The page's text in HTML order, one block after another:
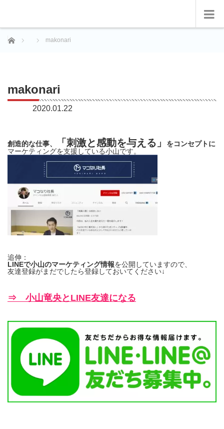
ホーム makonari
makonari
2020.01.22
創造的な仕事、 「刺激と感動を与える」
をコンセプトに
マーケティングを支援している小山です。
追伸：
LINEで小山のマーケティング情報を公開していますので、
友達登録がまだでしたら登録しておいてください↓
⇒ 小山竜央とLINE友達になる